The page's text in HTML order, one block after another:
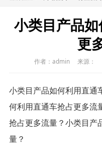
小类目产品
更
作者：admin 来源：
小类目产品如何利用直通
何利用直通车抢占更多流
抢占更多流量？小类目产
量？